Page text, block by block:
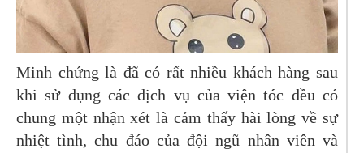
Minh chứng là đã có rất nhiều khách hàng sau
khi sử dụng các dịch vụ của viện tóc đều có
chung một nhận xét là cảm thấy hài lòng về sự
nhiệt tình, chu đáo của đội ngũ nhân viên và